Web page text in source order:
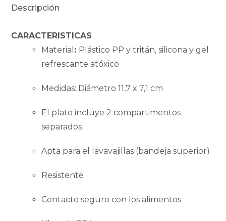
Descripción
CARACTERISTICAS
Material : Plástico PP y tritán, silicona y gel
refrescante atóxico
Medidas: Diámetro 11,7 x 7,1 cm
El plato incluye 2 compartimentos
separados
Apta para el lavavajillas (bandeja superior)
Resistente
Contacto seguro con los alimentos